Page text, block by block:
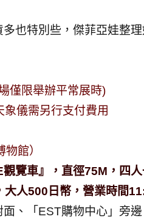
也特別些，傑菲亞娃整理
僅限舉辦平常展時)
儀需另行支付費用
館）
覽車』，直徑75M，四
人500日幣，營業時間
、「EST購物中心」旁